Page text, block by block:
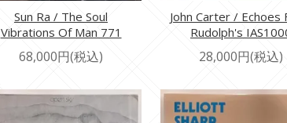
Sun Ra / The Soul
Vibrations Of Man 771
68,000円(税込)
John Carter / Echoes
Rudolph's
28,000円(税込)